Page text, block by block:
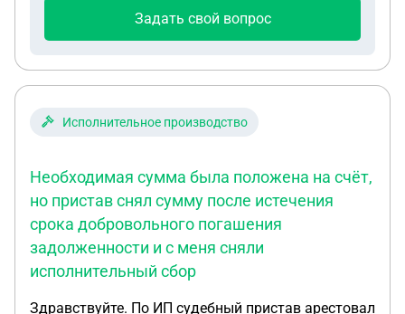
Задать свой вопрос
Исполнительное производство
Необходимая сумма была положена на счёт,
но пристав снял сумму после истечения
срока добровольного погашения
задолженности и с меня сняли
исполнительный сбор
Здравствуйте. По ИП судебный пристав арестовал